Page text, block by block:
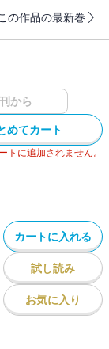
の作品の最新巻
から
めてカート
に追加されません。
カートに入れる
試し読み
お気に入り